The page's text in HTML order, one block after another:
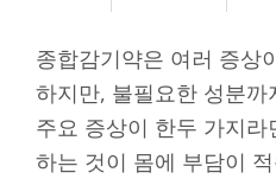
종합감기약은 여러 증상
하지만, 불필요한 성분
주요 증상이 한두 가지
하는 것이 몸에 부담이